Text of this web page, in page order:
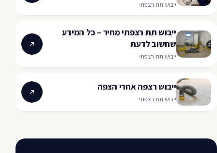
ייבוש תת רצפתי
ייבוש תת רצפתי מחיר – כל המידע
שחשוב לדעת
ייבוש תת רצפתי
ייבוש רצפה אחרי הצפה
ייבוש תת רצפתי